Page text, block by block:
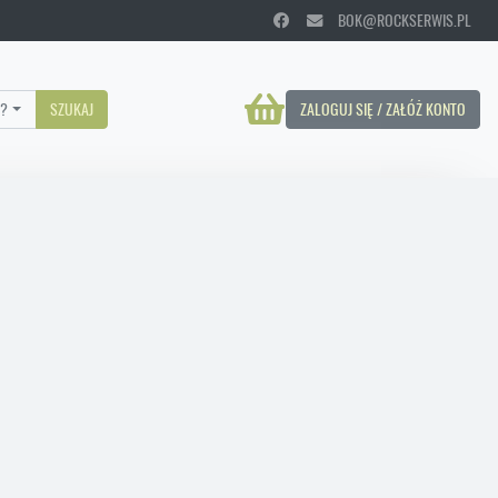
BOK@ROCKSERWIS.PL
ZALOGUJ SIĘ / ZAŁÓŻ KONTO
SZUKAJ